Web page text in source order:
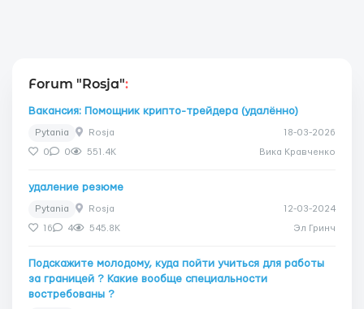
Forum "Rosja":
Вакансия: Помощник крипто-трейдера (удалённо)
Pytania Rosja 18-03-2026
0 0 551.4K Вика Кравченко
удаление резюме
Pytania Rosja 12-03-2024
16 4 545.8K Эл Гринч
Подскажите молодому, куда пойти учиться для работы
за границей ? Какие вообще специальности
востребованы ?